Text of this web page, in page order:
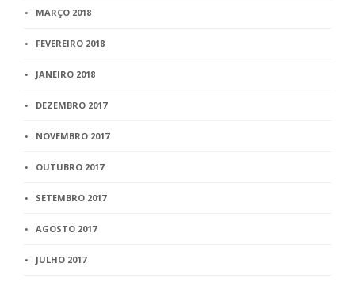
MARÇO 2018
FEVEREIRO 2018
JANEIRO 2018
DEZEMBRO 2017
NOVEMBRO 2017
OUTUBRO 2017
SETEMBRO 2017
AGOSTO 2017
JULHO 2017